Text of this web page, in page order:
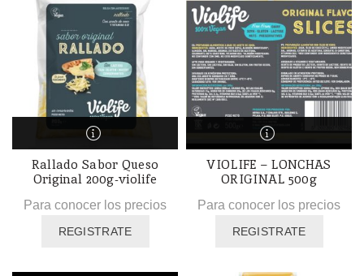
Rallado Sabor Queso
Original 200g-violife
Para conocer los precios
REGISTRATE
VIOLIFE – LONCHAS
ORIGINAL 500g
Para conocer los precios
REGISTRATE